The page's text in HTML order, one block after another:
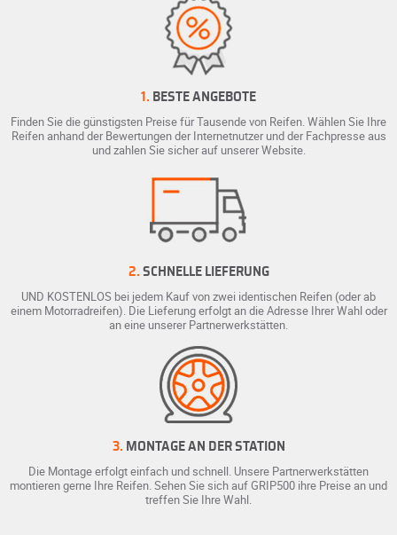
1. BESTE ANGEBOTE
Finden Sie die günstigsten Preise für Tausende von Reifen. Wählen Sie Ihre
Reifen anhand der Bewertungen der Internetnutzer und der Fachpresse aus
und zahlen Sie sicher auf unserer Website.
2. SCHNELLE LIEFERUNG
UND KOSTENLOS bei jedem Kauf von zwei identischen Reifen (oder ab
einem Motorradreifen). Die Lieferung erfolgt an die Adresse Ihrer Wahl oder
an eine unserer Partnerwerkstätten.
3. MONTAGE AN DER STATION
Die Montage erfolgt einfach und schnell. Unsere Partnerwerkstätten
montieren gerne Ihre Reifen. Sehen Sie sich auf GRIP500 ihre Preise an und
treffen Sie Ihre Wahl.